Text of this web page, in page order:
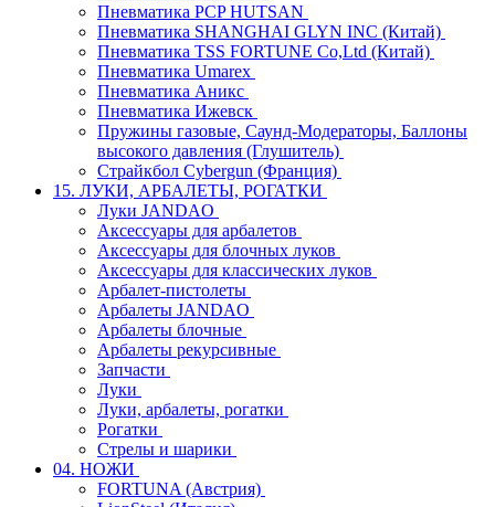
Пневматика PCP HUTSAN
Пневматика SHANGHAI GLYN INC (Китай)
Пневматика TSS FORTUNE Co,Ltd (Китай)
Пневматика Umarex
Пневматика Аникс
Пневматика Ижевск
Пружины газовые, Саунд-Модераторы, Баллоны
высокого давления (Глушитель)
Страйкбол Cybergun (Франция)
15. ЛУКИ, АРБАЛЕТЫ, РОГАТКИ
Луки JANDAO
Аксессуары для арбалетов
Аксессуары для блочных луков
Аксессуары для классических луков
Арбалет-пистолеты
Арбалеты JANDAO
Арбалеты блочные
Арбалеты рекурсивные
Запчасти
Луки
Луки, арбалеты, рогатки
Рогатки
Стрелы и шарики
04. НОЖИ
FORTUNA (Австрия)